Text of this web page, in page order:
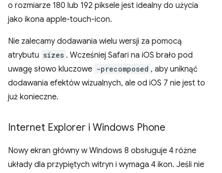
o rozmiarze 180 lub 192 piksele jest idealny do użycia
jako ikona apple-touch-icon.
Nie zalecamy dodawania wielu wersji za pomocą
atrybutu sizes . Wcześniej Safari na iOS brało pod
uwagę słowo kluczowe -precomposed , aby uniknąć
dodawania efektów wizualnych, ale od iOS 7 nie jest to
już konieczne.
Internet Explorer i Windows Phone
Nowy ekran główny w Windows 8 obsługuje 4 różne
układy dla przypiętych witryn i wymaga 4 ikon. Jeśli nie